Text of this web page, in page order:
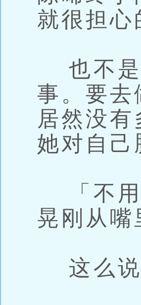
就很担
也不是
事。要去
居然没
她对自
「不用
晃刚从
这么说